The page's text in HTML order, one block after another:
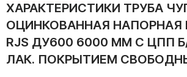
ХАРАКТЕРИСТИКИ ТРУБА
ОЦИНКОВАННАЯ НАПОРНАЯ
RJS ДУ600 6000 ММ С ЦПП
ЛАК. ПОКРЫТИЕМ